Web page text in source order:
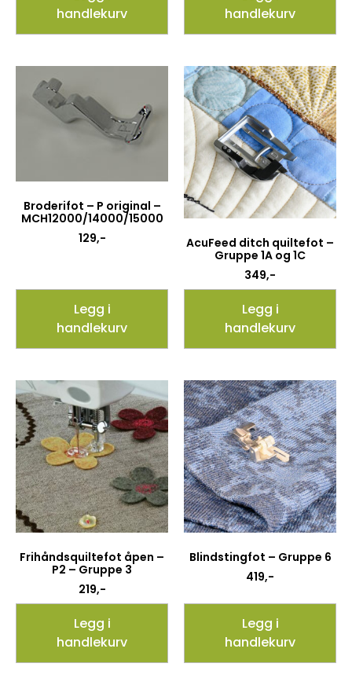
handlekurv
handlekurv
Broderifot – P original –
MCH12000/14000/15000
129,-
Legg i
handlekurv
AcuFeed ditch quiltefot –
Gruppe 1A og 1C
349,-
Legg i
handlekurv
Frihåndsquiltefot åpen –
P2 – Gruppe 3
219,-
Legg i
handlekurv
Blindstingfot – Gruppe 6
419,-
Legg i
handlekurv